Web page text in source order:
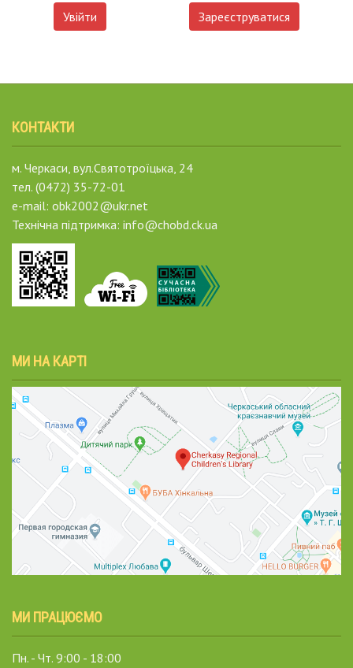
Увійти Зареєструватися
КОНТАКТИ
м. Черкаси, вул.Святотроїцька, 24
тел. (0472) 35-72-01
e-mail: obk2002@ukr.net
Технічна підтримка: info@chobd.ck.ua
МИ НА КАРТІ
МИ ПРАЦЮЄМО
Пн. - Чт. 9:00 - 18:00